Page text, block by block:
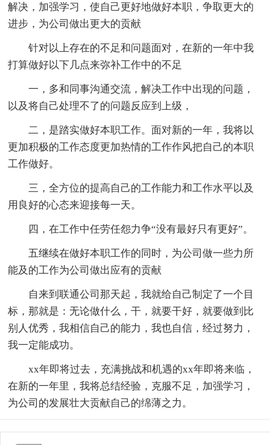
解决，加强学习，使自己更好地做好本职，争取更大的
进步，为公司做出更大的贡献
针对以上存在的不足和问题面对，在新的一年中我
打算做好以下几点来弥补工作中的不足
一，多和同事沟通交流，解决工作中出现的问题，
以及将自己处理不了的问题反应到上级，
二，是踏实做好本职工作。面对新的一年，我将以
更加积极的工作态度更加热情的工作作风把自己的本职
工作做好。
三，全方位的提高自己的工作能力和工作水平以及
用良好的心态来迎接每一天。
四，在工作中任劳任怨力争“没有最好只有更好”。
五继续在做好本职工作的同时，为公司做一些力所
能及的工作为公司做出应有的贡献
自来到联通公司那天起，我就给自己制定了一个目
标，那就是：无论做什么，干，就要干好，就要做到比
别人优秀，我相信自己的能力，我也自信，经过努力，
我一定能成功。
xx年即将过去，充满挑战和机遇的xx年即将来临，
在新的一年里，我将总结经验，克服不足，加强学习，
为公司的发展壮大贡献自己的绵薄之力。